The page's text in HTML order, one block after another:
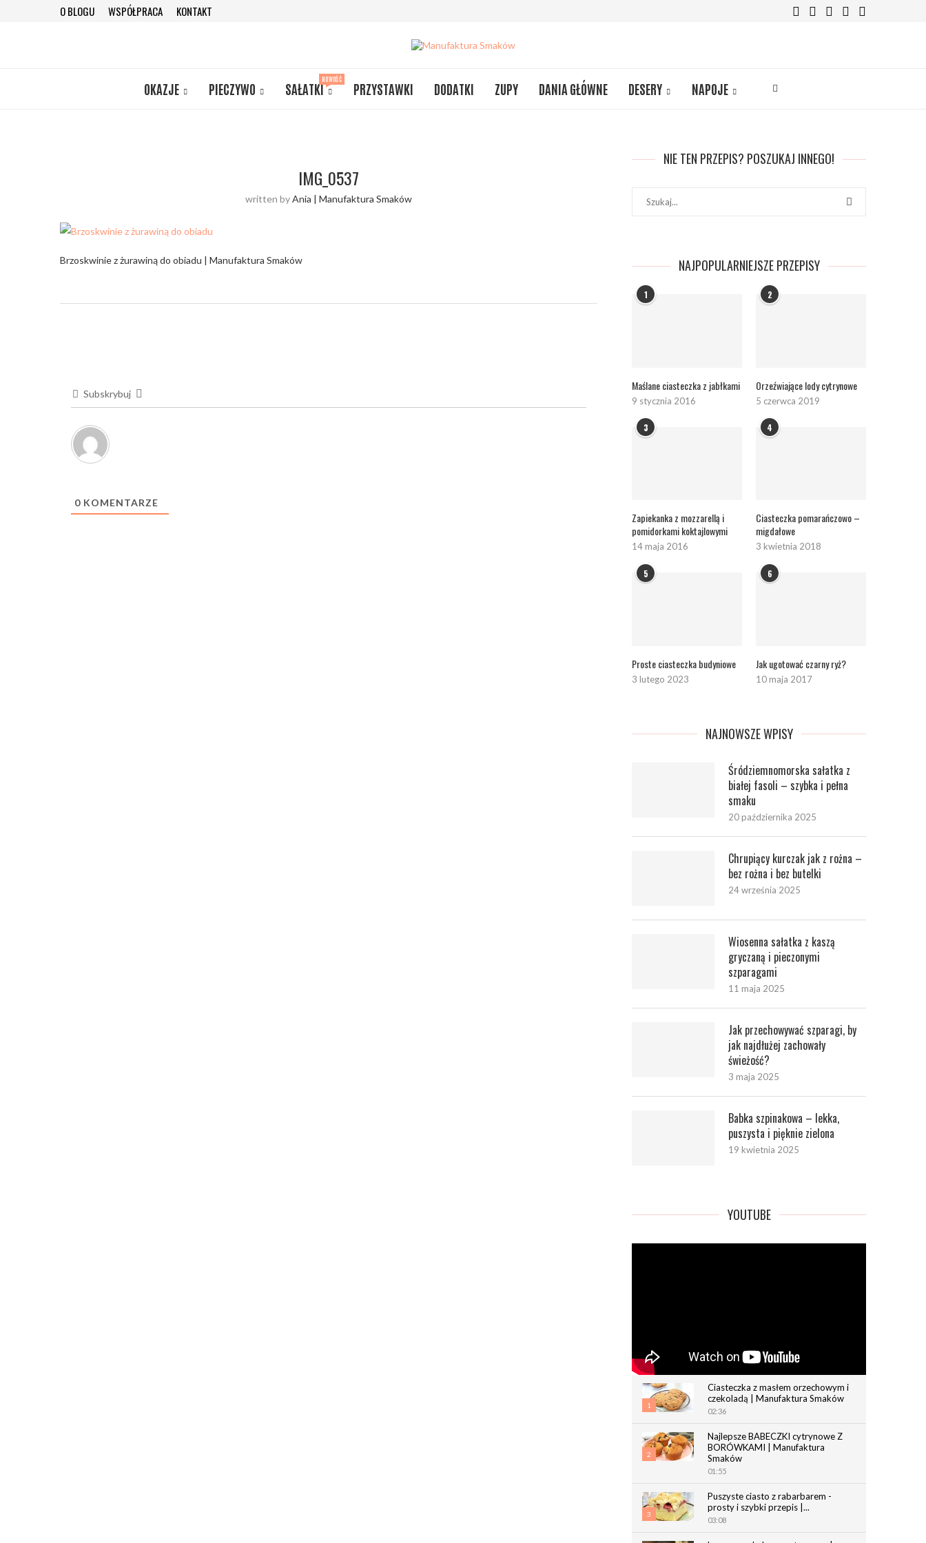
O BLOGU WSPÓŁPRACA KONTAKT
OKAZJE PIECZYWO SAŁATKI
NOWOŚĆ
PRZYSTAWKI DODATKI ZUPY DANIA GŁÓWNE DESERY NAPOJE
IMG_0537
written byAnia | Manufaktura Smaków
Brzoskwinie z żurawiną do obiadu | Manufaktura Smaków
Subskrybuj
0KOMENTARZE
NIE TEN PRZEPIS? POSZUKAJ INNEGO!
NAJPOPULARNIEJSZE PRZEPISY
1
Maślane ciasteczka z jabłkami
9 stycznia 2016
2
Orzeźwiające lody cytrynowe
5 czerwca 2019
3
Zapiekanka z mozzarellą i
pomidorkami koktajlowymi
14 maja 2016
4
Ciasteczka pomarańczowo –
migdałowe
3 kwietnia 2018
5
Proste ciasteczka budyniowe
3 lutego 2023
6
Jak ugotować czarny ryż?
10 maja 2017
NAJNOWSZE WPISY
Śródziemnomorska sałatka z
białej fasoli – szybka i pełna
smaku
20 października 2025
Chrupiący kurczak jak z rożna –
bez rożna i bez butelki
24 września 2025
Wiosenna sałatka z kaszą
gryczaną i pieczonymi
szparagami
11 maja 2025
Jak przechowywać szparagi, by
jak najdłużej zachowały
świeżość?
3 maja 2025
Babka szpinakowa – lekka,
puszysta i pięknie zielona
19 kwietnia 2025
YOUTUBE
1
Ciasteczka z masłem orzechowym i
czekoladą | Manufaktura Smaków
02:36
2
Najlepsze BABECZKI cytrynowe Z
BORÓWKAMI | Manufaktura
Smaków
01:55
3
Puszyste ciasto z rabarbarem -
prosty i szybki przepis |...
03:08